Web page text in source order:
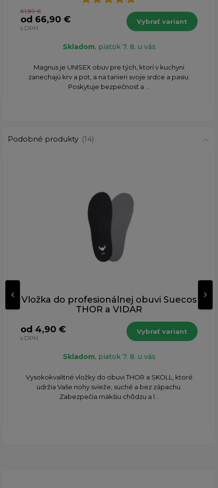
81,89 €
od 66,90 €
s DPH
Vybrať variant
Skladom, piatok 7. 8. u vás
Magnus je UNISEX obuv pre tých, ktorí v kuchyni
zanechajú krv a pot, a na tanieri svoje srdce a pasiu.
Poskytuje bezpečnosť a ...
Podobné produkty (14)
Vložka do profesionálnej obuvi Suecos
THOR a VIDAR
od 4,90 €
s DPH
Vybrať variant
Skladom, piatok 7. 8. u vás
Vysokokvalitné vložky do obuvi THOR a SKOLL, ktoré
udržia Vaše nohy svieže, suché a bez zápachu.
Zabezpečia mäkšiu chôdzu a l...